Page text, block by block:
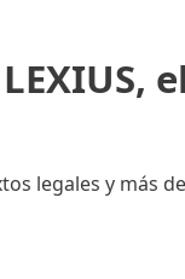
legales y más